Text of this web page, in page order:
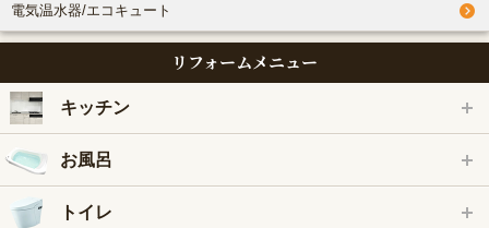
電気温水器/エコキュート
リフォームメニュー
キッチン
お風呂
トイレ